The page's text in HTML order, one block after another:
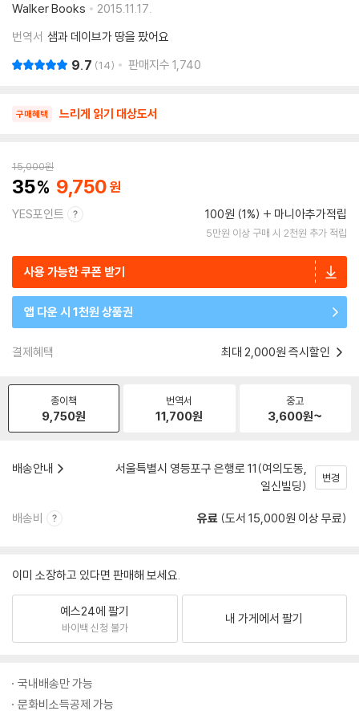
Walker Books
2015.11.17.
번역서 샘과 데이브가 땅을 팠어요
9.7 14 판매지수 1,740
구매혜택 느리게 읽기 대상도서
15,000원
35 9,750
YES포인트 100원 (1%) 마니아추가적립
5만원 이상 구매 시 2천원 추가 적립
사용 가능한 쿠폰 받기
앱 다운 시 1천원 상품권
결제혜택 최대 2,000원 즉시할인
종이책
9,750원
번역서
11,700원
중고
3,600원~
배송안내
서울특별시 영등포구 은행로 11(여의도동,
일신빌딩)
변경
배송비 유료 (도서 15,000원 이상 무료)
이미 소장하고 있다면 판매해 보세요.
예스24에 팔기
바이백 신청 불가
내 가게에서 팔기
국내배송만 가능
문화비소득공제 가능